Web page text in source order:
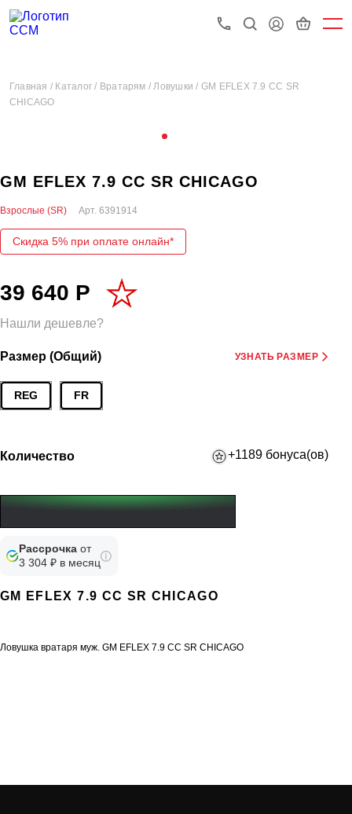
Главная / Каталог / Вратарям /Ловушки / GM EFLEX 7.9 CC SR
CHICAGO
GM EFLEX 7.9 CC SR CHICAGO
Взрослые (SR) Арт. 6391914
Скидка 5% при оплате онлайн*
39 640 Р
Нашли дешевле?
Размер (Общий) УЗНАТЬ РАЗМЕР
REG FR
Количество +1189 бонуса(ов)
Рассрочка от
3 304 ₽ в месяц
GM EFLEX 7.9 CC SR CHICAGO
Ловушка вратаря муж. GM EFLEX 7.9 CC SR CHICAGO